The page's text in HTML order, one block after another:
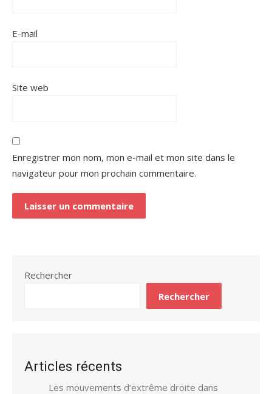
E-mail
Site web
Enregistrer mon nom, mon e-mail et mon site dans le
navigateur pour mon prochain commentaire.
Rechercher
Rechercher
Articles récents
Les mouvements d’extrême droite dans